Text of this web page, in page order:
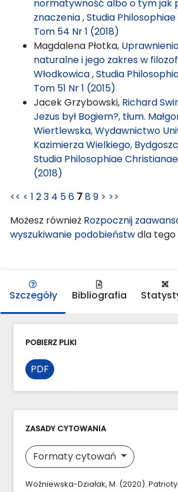
normatywność albo o tym jak
znaczenia,Studia
Tom 54 Nr 1 (2018)
Magdalena Płotka,
naturalne i jego zakres w
Włodkowica,Studia
Tom 51 Nr 1 (2015)
Jacek Grzybowski, Richard
Jezus był Bogiem?, tłum.
Wiertlewska, Wydawnictwo
Kazimierza Wielkiego,
Studia Philosophiae
(2018)
<< < 1 23 4 56 789 > >>
Możesz również Rozpocznij
wyszukiwanie podobieństwdla tego
Szczegóły Bibliografia
POBIERZ PLIKI
PDF
ZASADY CYTOWANIA
Formaty cytowań
Woźniewska-Działak, M. (2020).